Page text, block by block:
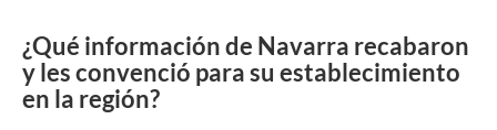
¿Qué información de Navarra recabaron
y les convenció para su establecimiento
en la región?